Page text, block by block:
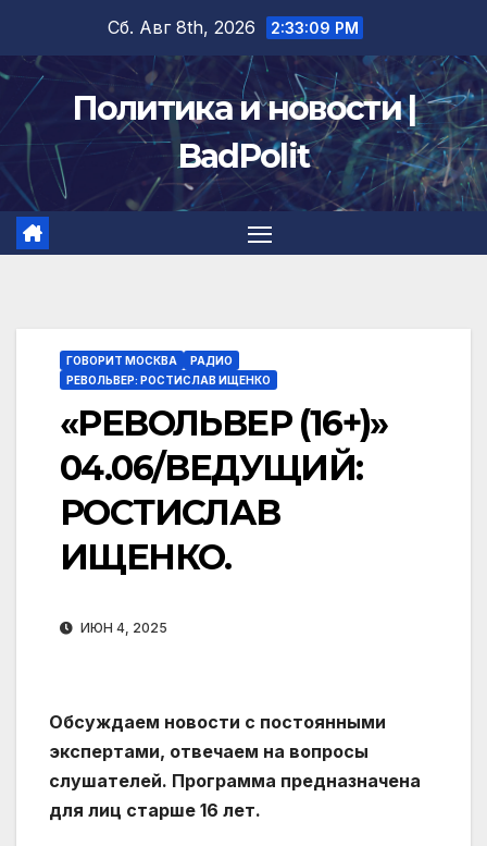
содержимому
Сб. Авг 8th, 2026 2:33:10 PM
Политика и новости |
BadPolit
ГОВОРИТ МОСКВА
РАДИО
РЕВОЛЬВЕР: РОСТИСЛАВ ИЩЕНКО
«РЕВОЛЬВЕР (16+)»
04.06/ВЕДУЩИЙ:
РОСТИСЛАВ
ИЩЕНКО.
ИЮН 4, 2025
Обсуждаем новости с постоянными
экспертами, отвечаем на вопросы
слушателей. Программа предназначена
для лиц старше 16 лет.